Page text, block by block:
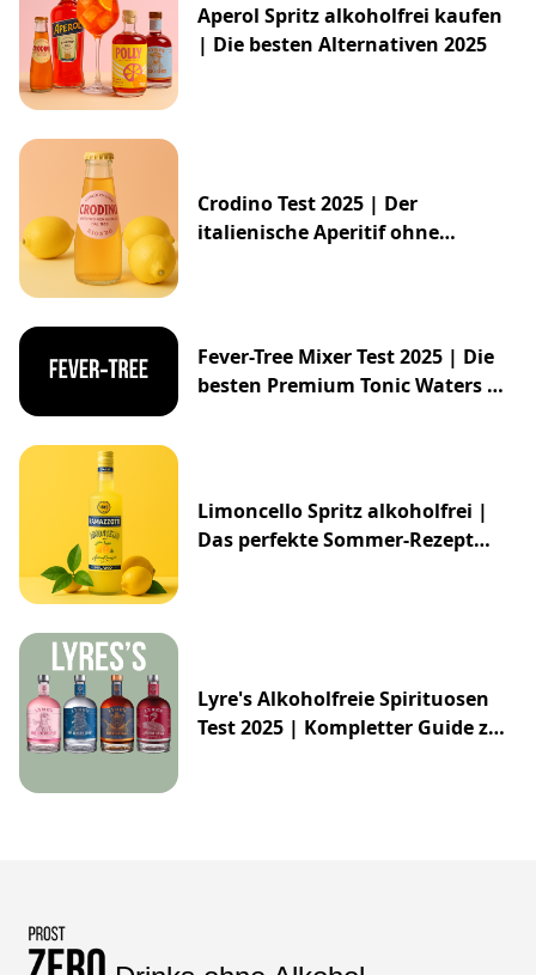
Aperol Spritz alkoholfrei kaufen
| Die besten Alternativen 2025
Crodino Test 2025 | Der
italienische Aperitif ohne
Fever-Tree Mixer Test 2025 | Die
besten Premium Tonic Waters &
Limoncello Spritz alkoholfrei |
Das perfekte Sommer-Rezept
Lyre's Alkoholfreie Spirituosen
Test 2025 | Kompletter Guide zur